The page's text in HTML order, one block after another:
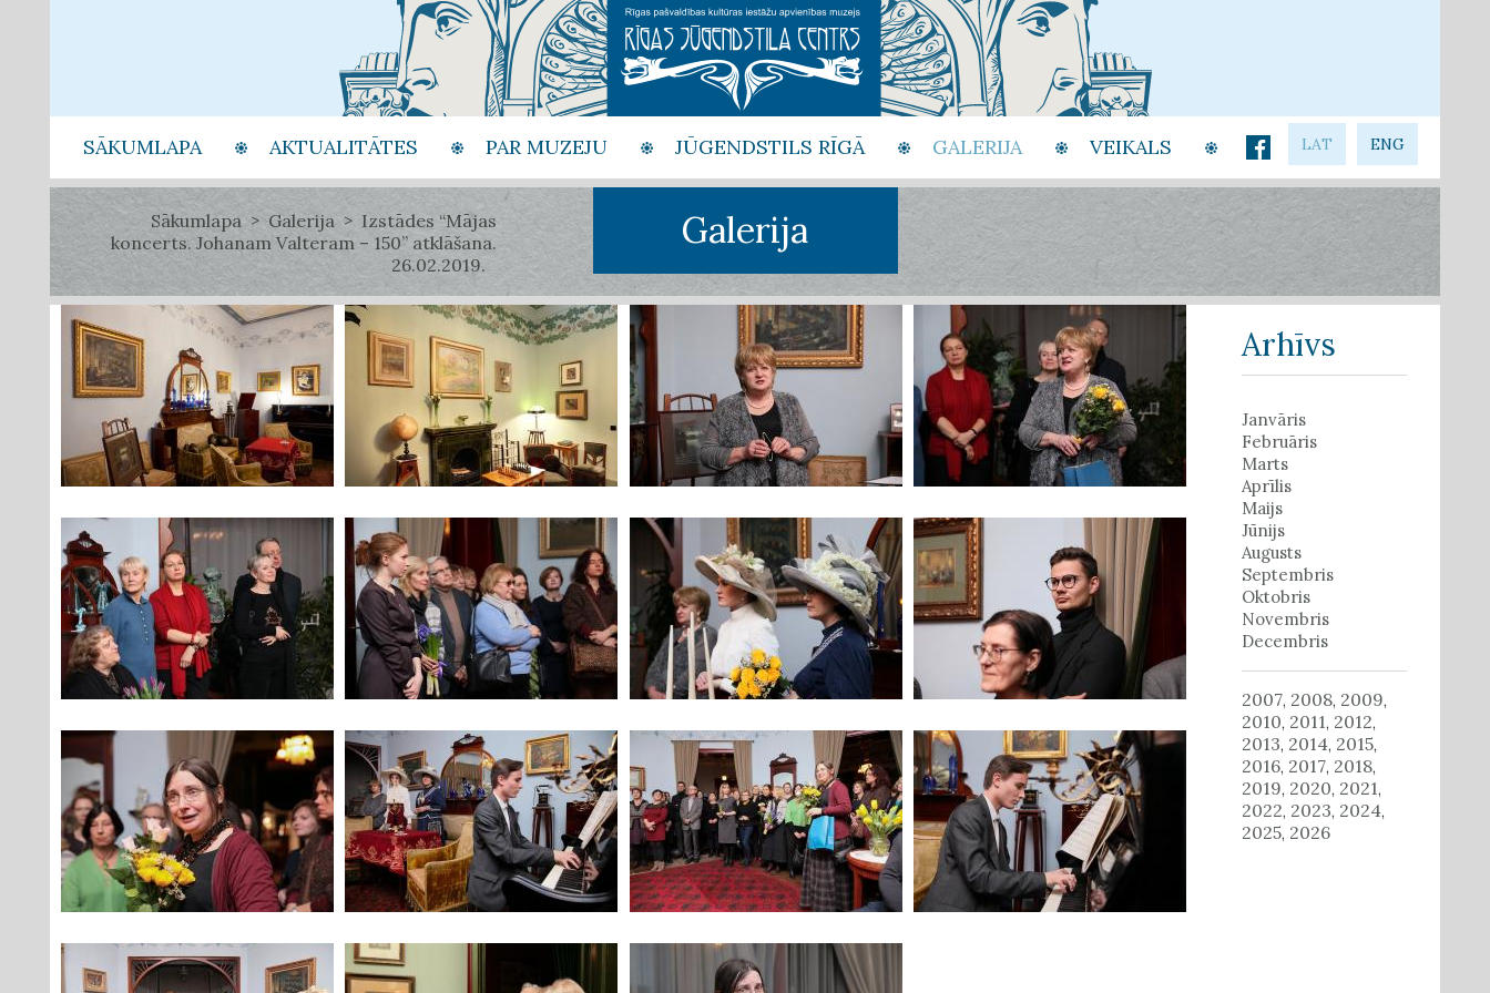
SĀKUMLAPA AKTUALITĀTES PAR MUZEJU JŪGENDSTILS RĪGĀ GALERIJA VEIKALS LAT ENG
Sākumlapa Galerija
Izstādes “Mājas
koncerts. Johanam Valteram – 150” atklāšana.
26.02.2019.
Galerija
Arhīvs
Janvāris
Februāris
Marts
Aprīlis
Maijs
Jūnijs
Augusts
Septembris
Oktobris
Novembris
Decembris
2007, 2008, 2009,
2010, 2011, 2012,
2013, 2014, 2015,
2016, 2017, 2018,
2019, 2020, 2021,
2022, 2023, 2024,
2025, 2026